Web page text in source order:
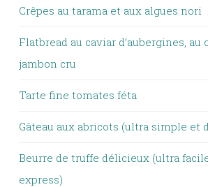
Crêpes au tarama et aux algues nori
Flatbread au caviar d’aubergines, au
jambon cru
Tarte fine tomates féta
Gâteau aux abricots (ultra simple et
Beurre de truffe délicieux (ultra
express)